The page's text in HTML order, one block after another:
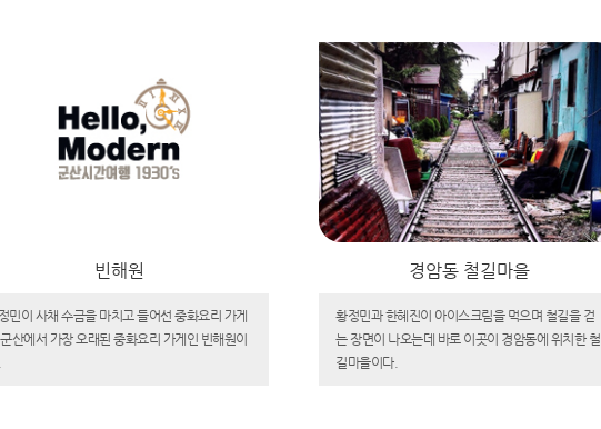
빈해원
민이 사채 수금을 마치고 들어선 중화요리 가게
산에서 가장 오래된 중화요리 가게인 빈해원이
경암동 철길마을
황정민과 한혜진이 아이스크림을 먹으며 철길을 걷
는 장면이 나오는데 바로 이곳이 경암동에 위치한 철
길마을이다.